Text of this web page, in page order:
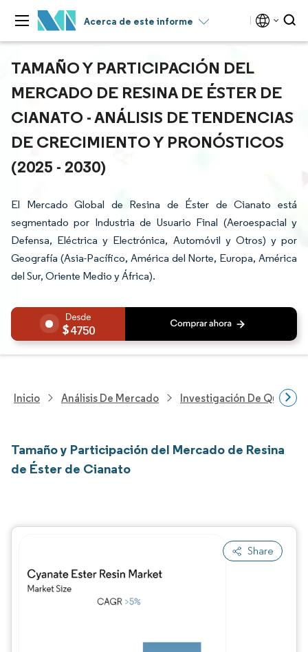
Acerca de este informe
TAMAÑO Y PARTICIPACIÓN DEL
MERCADO DE RESINA DE ÉSTER DE
CIANATO - ANÁLISIS DE TENDENCIAS
DE CRECIMIENTO Y PRONÓSTICOS
(2025 - 2030)
El Mercado Global de Resina de Éster de Cianato está
segmentado por Industria de Usuario Final (Aeroespacial y
Defensa, Eléctrica y Electrónica, Automóvil y Otros) y por
Geografía (Asia-Pacífico, América del Norte, Europa, América
del Sur, Oriente Medio y África).
4750
Inicio Análisis De Mercado Investigación De
Tamaño y Participación del Mercado de Resina
de Éster de Cianato
Share